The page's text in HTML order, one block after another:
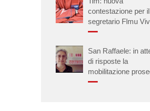
contestazione per il
segretario Flmu
San Raffaele: in
di risposte la
mobilitazione